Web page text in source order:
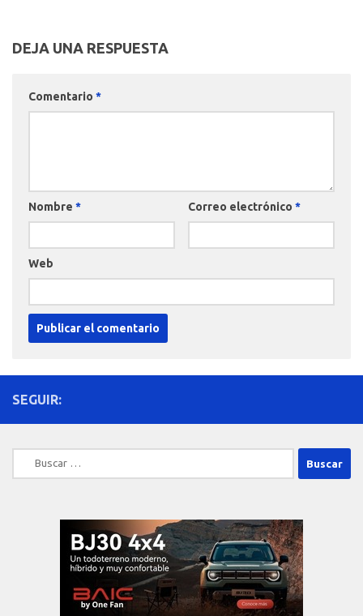
DEJA UNA RESPUESTA
Comentario *
Nombre * Correo electrónico *
Web
SEGUIR:
Buscar: